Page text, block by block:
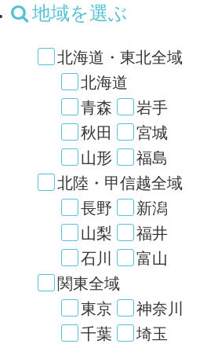
地域を選ぶ
北海道・東北全域
北海道
青森
岩手
秋田
宮城
山形
福島
北陸・甲信越全域
長野
新潟
山梨
福井
石川
富山
関東全域
東京
神奈川
千葉
埼玉